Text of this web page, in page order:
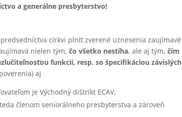
a generálne presbyterstvo!
cirkvi plniť zverené uznesenia zaujímavé
nielen tým,čo všetko nestíha, ale aj tým,čím
funkcií, resp. so špecifikáciou závislých
aj
je Východný dištrikt ECAV,
členom seniorálneho presbyterstva a zároveň